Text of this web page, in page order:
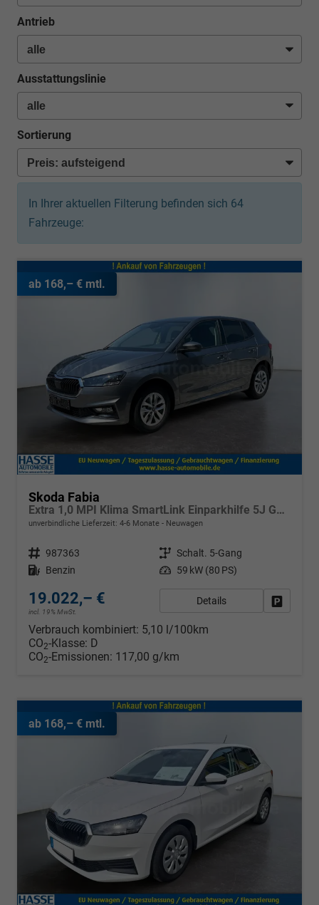
Antrieb
Ausstattungslinie
Sortierung
In Ihrer aktuellen Filterung befinden sich 64
Fahrzeuge:
ab 168,– € mtl.
Skoda Fabia
Extra 1,0 MPI Klima SmartLink Einparkhilfe 5J Garantie LED Scheinwerfer Bluetooth
unverbindliche Lieferzeit: 4-6 Monate Neuwagen
Fahrzeugnr. 987363 Getriebe Schalt. 5-Gang
Kraftstoff Benzin Leistung 59 kW (80 PS)
19.022,– €
incl. 19% MwSt.
Details
Verbrauch kombiniert: 5,10 l/100km
CO2-Klasse: D
CO2-Emissionen: 117,00 g/km
ab 168,– € mtl.